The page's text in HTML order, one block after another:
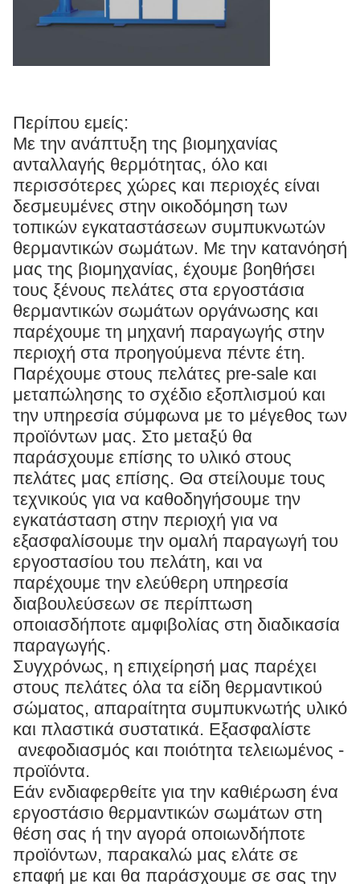
Περίπου εμείς:
Με την ανάπτυξη της βιομηχανίας
ανταλλαγής θερμότητας, όλο και
περισσότερες χώρες και περιοχές είναι
δεσμευμένες στην οικοδόμηση των
τοπικών εγκαταστάσεων συμπυκνωτών
θερμαντικών σωμάτων. Με την κατανόησή
μας της βιομηχανίας, έχουμε βοηθήσει
τους ξένους πελάτες στα εργοστάσια
θερμαντικών σωμάτων οργάνωσης και
παρέχουμε τη μηχανή παραγωγής στην
περιοχή στα προηγούμενα πέντε έτη.
Παρέχουμε στους πελάτες pre-sale και
μεταπώλησης το σχέδιο εξοπλισμού και
την υπηρεσία σύμφωνα με το μέγεθος των
προϊόντων μας. Στο μεταξύ θα
παράσχουμε επίσης το υλικό στους
πελάτες μας επίσης. Θα στείλουμε τους
τεχνικούς για να καθοδηγήσουμε την
εγκατάσταση στην περιοχή για να
εξασφαλίσουμε την ομαλή παραγωγή του
εργοστασίου του πελάτη, και να
παρέχουμε την ελεύθερη υπηρεσία
διαβουλεύσεων σε περίπτωση
οποιασδήποτε αμφιβολίας στη διαδικασία
παραγωγής.
Συγχρόνως, η επιχείρησή μας παρέχει
στους πελάτες όλα τα είδη θερμαντικού
σώματος, απαραίτητα συμπυκνωτής υλικό
και πλαστικά συστατικά. Εξασφαλίστε
ανεφοδιασμός και ποιότητα τελειωμένος -
προϊόντα.
Εάν ενδιαφερθείτε για την καθιέρωση ένα
εργοστάσιο θερμαντικών σωμάτων στη
θέση σας ή την αγορά οποιωνδήποτε
προϊόντων, παρακαλώ μας ελάτε σε
επαφή με και θα παράσχουμε σε σας την